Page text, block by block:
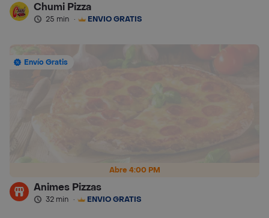
Chumi Pizza
25 min · ENVÍO GRATIS
Abre 4:00 PM
Envío Gratis
Animes Pizzas
32 min · ENVÍO GRATIS